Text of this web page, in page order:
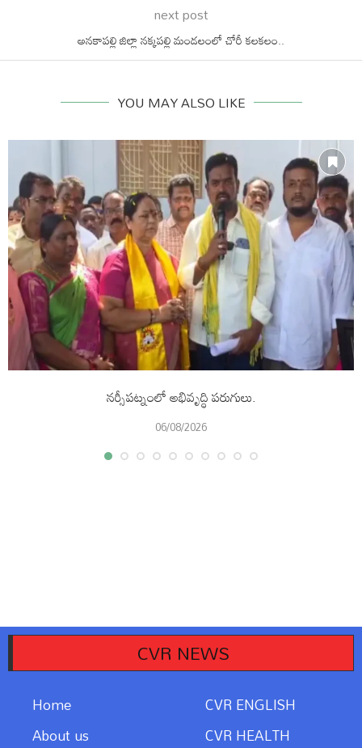
next post
అనకాపల్లి జిల్లా నక్కపల్లి మండలంలో చోరీ కలకలం..
YOU MAY ALSO LIKE
నర్సీపట్నంలో అభివృద్ధి పరుగులు.
06/08/2026
CVR NEWS
Home
CVR ENGLISH
About us
CVR HEALTH